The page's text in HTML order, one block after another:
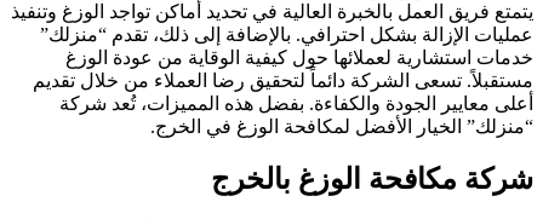
فريق العمل بالخبرة العالية في تحديد أماكن تواجد الوزغ وتنفيذ
الإزالة بشكل احترافي. بالإضافة إلى ذلك، تقدم “منزلك”
استشارية لعملائها حول كيفية الوقاية من عودة الوزغ
تسعى الشركة دائماً لتحقيق رضا العملاء من خلال تقديم
معايير الجودة والكفاءة. بفضل هذه المميزات، تُعد شركة
الخيار الأفضل لمكافحة الوزغ في الخرج.
مكافحة الوزغ بالخرج